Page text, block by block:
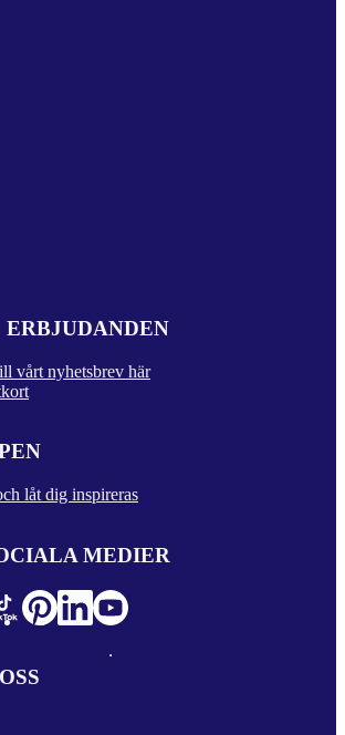
vårt nyhetsbrev här
låt dig inspireras
MEDIER